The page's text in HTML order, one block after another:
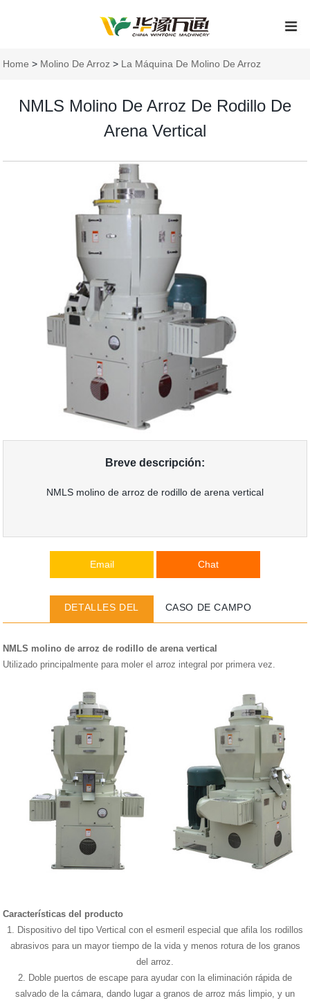
Home > Molino De Arroz > La Máquina De Molino De Arroz
NMLS Molino De Arroz De Rodillo De
Arena Vertical
Breve descripción:
NMLS molino de arroz de rodillo de arena vertical
Email Chat
DETALLES DEL CASO DE CAMPO
NMLS molino de arroz de rodillo de arena vertical
Utilizado principalmente para moler el arroz integral por primera vez.
Características del producto
1. Dispositivo del tipo Vertical con el esmeril especial que afila los rodillos
abrasivos para un mayor tiempo de la vida y menos rotura de los granos
del arroz.
2. Doble puertos de escape para ayudar con la eliminación rápida de
salvado de la cámara, dando lugar a granos de arroz más limpio, y un